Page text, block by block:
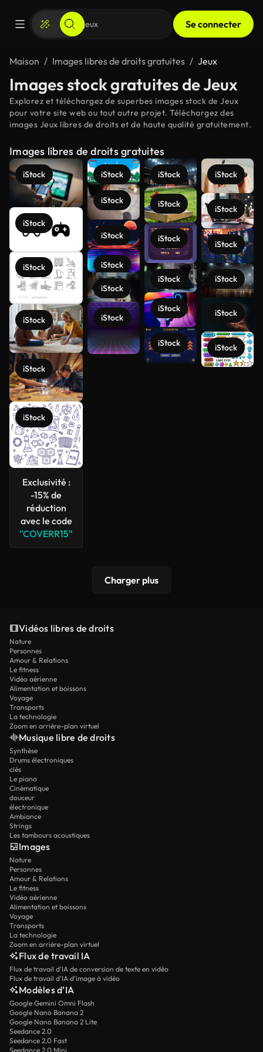
Se connecter
Maison Images libres de droits gratuites Jeux
Images stock gratuites de Jeux
Explorez et téléchargez de superbes images stock de Jeux
pour votre site web ou tout autre projet. Téléchargez des
images Jeux libres de droits et de haute qualité gratuitement.
Images libres de droits gratuites
iStock
iStock
iStock
iStock
iStock
iStock
Exclusivité :
-15% de
réduction
avec le code
"COVERR15"
iStock
iStock
iStock
iStock
iStock
iStock
iStock
iStock
iStock
iStock
iStock
iStock
iStock
iStock
iStock
iStock
iStock
iStock
Charger plus
Vidéos libres de droits
Nature
Personnes
Amour & Relations
Le fitness
Vidéo aérienne
Alimentation et boissons
Voyage
Transports
La technologie
Zoom en arrière-plan virtuel
Musique libre de droits
Synthèse
Drums électroniques
clés
Le piano
Cinématique
douceur
électronique
Ambiance
Strings
Les tambours acoustiques
Images
Nature
Personnes
Amour & Relations
Le fitness
Vidéo aérienne
Alimentation et boissons
Voyage
Transports
La technologie
Zoom en arrière-plan virtuel
Flux de travail IA
Flux de travail d’IA de conversion de texte en vidéo
Flux de travail d’IA d’image à vidéo
Modèles d’IA
Google Gemini Omni Flash
Google Nano Banana 2
Google Nano Banana 2 Lite
Seedance 2.0
Seedance 2.0 Fast
Seedance 2.0 Mini